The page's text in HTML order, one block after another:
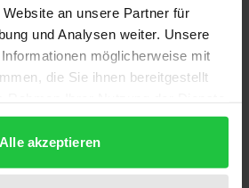
an unsere Partner für
und Analysen weiter. Unsere
möglicherweise mit
die Sie ihnen bereitgestellt
Alle akzeptieren
verboten.
stellen eine besondere
dar. Im Laufe der
sich gerade an der Frage der
vor diesem Hintergrund wann